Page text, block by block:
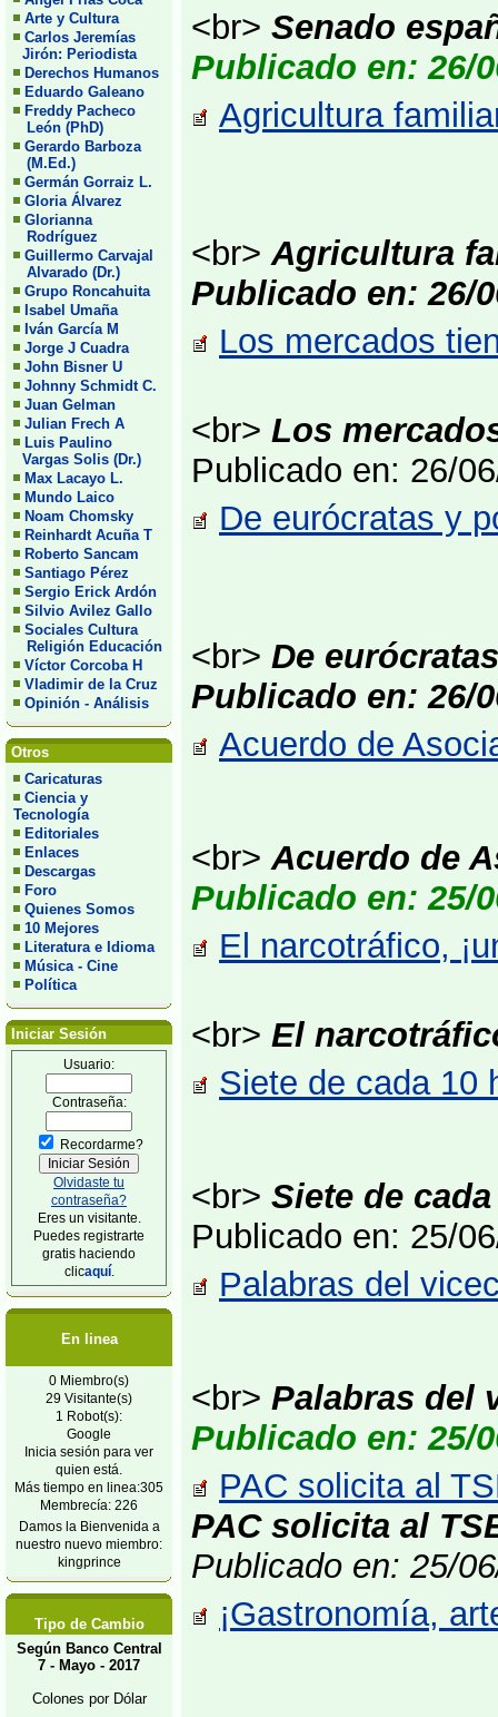
Arte y Cultura
Carlos Jeremías
Jirón: Periodista
Derechos Humanos
Eduardo Galeano
Freddy Pacheco
León (PhD)
Gerardo Barboza
(M.Ed.)
Germán Gorraiz L.
Gloria Álvarez
Glorianna
Rodríguez
Guillermo Carvajal
Alvarado (Dr.)
Grupo Roncahuita
Isabel Umaña
Iván García M
Jorge J Cuadra
John Bisner U
Johnny Schmidt C.
Juan Gelman
Julian Frech A
Luis Paulino
Vargas Solis (Dr.)
Max Lacayo L.
Mundo Laico
Noam Chomsky
Reinhardt Acuña T
Roberto Sancam
Santiago Pérez
Sergio Erick Ardón
Silvio Avilez Gallo
Sociales Cultura
Religión Educación
Víctor Corcoba H
Vladimir de la Cruz
Opinión - Análisis
Otros
Caricaturas
Ciencia y
Tecnología
Editoriales
Enlaces
Descargas
Foro
Quienes Somos
10 Mejores
Literatura e Idioma
Música - Cine
Política
Iniciar Sesión
Usuario:
Contraseña:
Recordarme?
Olvidaste tu
contraseña?
Eres un visitante.
Puedes registrarte
gratis haciendo
clicaquí.
En linea
0 Miembro(s)
29 Visitante(s)
1 Robot(s):
Google
Inicia sesión para ver
quien está.
Más tiempo en linea:305
Membrecía: 226
Damos la Bienvenida a
nuestro nuevo miembro:
kingprince
Tipo de Cambio
Según Banco Central
7 - Mayo - 2017
Colones por Dólar
<br> Senado
Publicado en: 26/
Agricultura
<br>Agricultura
Publicado en: 26/
Los mercados
<br> Los
Publicado en: 26/
De eurócratas y
<br> De
Publicado en: 26/
Acuerdo de
<br>Acuerdo de
Publicado en: 25/
El narcotráfico,
<br> El
Siete de cada 10
<br> Siete de
Publicado en: 25/
Palabras del
<br> Palabras del
Publicado en: 25/
PAC solicita al
PAC solicita al
Publicado en: 25/
¡Gastronomía,